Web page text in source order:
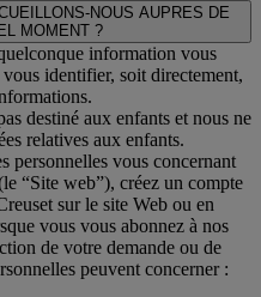
NOUS AUPRES DE
MOMENT ?
information vous
identifier, soit directement,
destiné aux enfants et nous ne
relatives aux enfants.
personnelles vous concernant
“Site web”), créez un compte
sur le site Web ou en
vous vous abonnez à nos
de votre demande ou de
peuvent concerner :